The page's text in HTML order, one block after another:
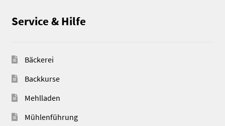
Service & Hilfe
Bäckerei
Backkurse
Mehlladen
Mühlenführung